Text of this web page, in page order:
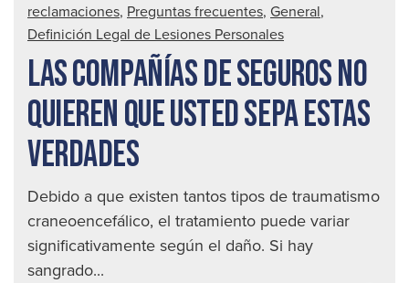
reclamaciones, Preguntas frecuentes, General,
Definición Legal de Lesiones Personales
LAS COMPAÑÍAS DE SEGUROS NO
QUIEREN QUE USTED SEPA ESTAS
VERDADES
Debido a que existen tantos tipos de traumatismo
craneoencefálico, el tratamiento puede variar
significativamente según el daño. Si hay
sangrado...